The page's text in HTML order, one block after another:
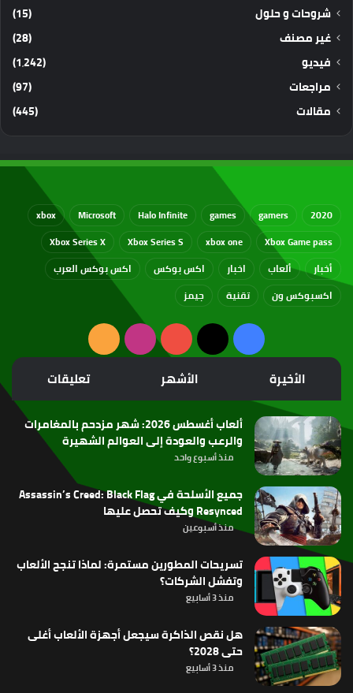
شروحات و حلول
(15)
غير مصنف
(28)
فيديو
(1٬242)
مراجعات
(97)
مقالات
(445)
2020
gamers
games
Halo Infinite
Microsoft
xbox
Xbox Game pass
xbox one
Xbox Series S
Xbox Series X
أخبار
ألعاب اخبار اكس بوكس
اكس بوكس العرب
اكسبوكس ون
تقنية جيمز
فيسبوك
‫X
‫YouTubeانستقرامملخص
الموقع
RSS
الأخيرة الأشهر تعليقات
ألعاب أغسطس 2026: شهر مزدحم بالمغامرات
والرعب والعودة إلى العوالم الشهيرة
منذ أسبوع واحد
جميع الأسلحة في Assassin’s Creed: Black Flag
Resynced وكيف تحصل عليها
منذ أسبوعين
تسريحات المطورين مستمرة: لماذا تنجح الألعاب
وتفشل الشركات؟
منذ 3 أسابيع
هل نقص الذاكرة سيجعل أجهزة الألعاب أغلى
حتى 2028؟
منذ 3 أسابيع